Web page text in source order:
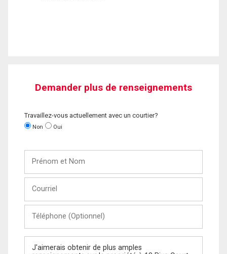
Demander plus de renseignements
Travaillez-vous actuellement avec un courtier?
Non Oui
Nom
(Optionnel)
Message